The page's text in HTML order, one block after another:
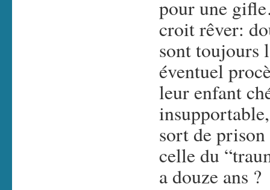
pour une
croit rêver:
sont toujours
éventuel
leur enfant
sort de prison
celle du
a douze ans ?